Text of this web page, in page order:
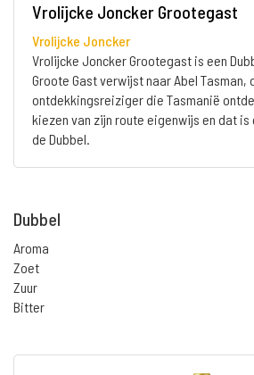
Vrolijcke Joncker Grootegast
Vrolijcke Joncker
Vrolijcke Joncker Grootegast is een
Groote Gast verwijst naar Abel Tasman,
ontdekkingsreiziger die Tasmanië
kiezen van zijn route eigenwijs en dat is
de Dubbel.
Dubbel
Aroma
Zoet
Zuur
Bitter